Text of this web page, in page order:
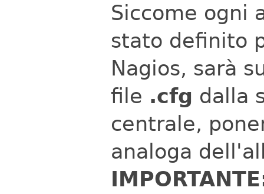
Siccome ogni
stato definito
Nagios, sarà
file .cfg dalla
centrale,
analoga